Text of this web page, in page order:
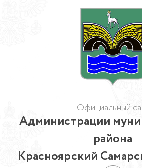
Официальный
Администрации
района
Красноярский